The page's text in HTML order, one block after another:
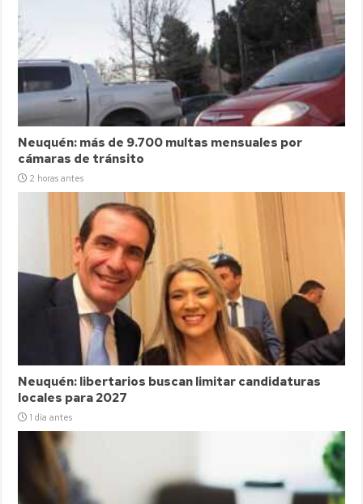
Neuquén: más de 9.700 multas mensuales por
cámaras de tránsito
2 horas antes
Neuquén: libertarios buscan limitar candidaturas
locales para 2027
1 día antes